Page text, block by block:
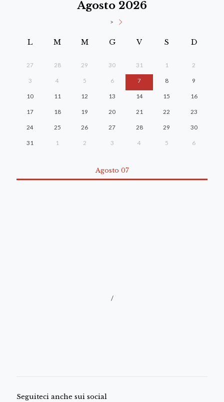
Agosto 2026
>
L M M G V S D
27 28 29 30 31 1 2
3 4 5 6 7 8 9
10 11 12 13 14 15 16
17 18 19 20 21 22 23
24 25 26 27 28 29 30
31 1 2 3 4 5 6
Agosto 07
/
Seguiteci anche sui social